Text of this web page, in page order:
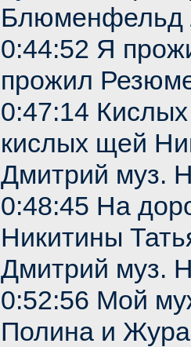
Блюменфельд
0:44:52 Я
прожил
0:47:14
кислых щей
Дмитрий муз.
0:48:45 На
Никитины
Дмитрий муз.
0:52:56 Мой
Полина и